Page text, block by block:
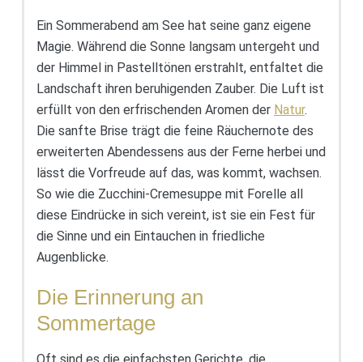
Ein Sommerabend am See hat seine ganz eigene
Magie. Während die Sonne langsam untergeht und
der Himmel in Pastelltönen erstrahlt, entfaltet die
Landschaft ihren beruhigenden Zauber. Die Luft ist
erfüllt von den erfrischenden Aromen der Natur.
Die sanfte Brise trägt die feine Räuchernote des
erweiterten Abendessens aus der Ferne herbei und
lässt die Vorfreude auf das, was kommt, wachsen.
So wie die Zucchini-Cremesuppe mit Forelle all
diese Eindrücke in sich vereint, ist sie ein Fest für
die Sinne und ein Eintauchen in friedliche
Augenblicke.
Die Erinnerung an
Sommertage